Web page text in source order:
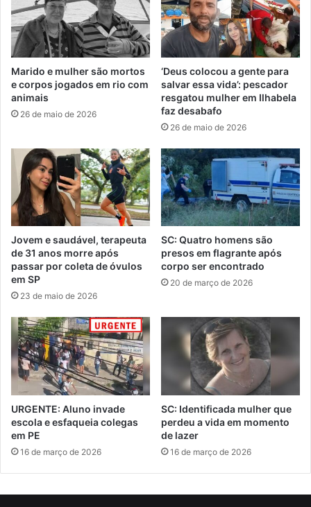
Marido e mulher são mortos
e corpos jogados em rio com
animais
26 de maio de 2026
‘Deus colocou a gente para
salvar essa vida’: pescador
resgatou mulher em Ilhabela
faz desabafo
26 de maio de 2026
Jovem e saudável, terapeuta
de 31 anos morre após
passar por coleta de óvulos
em SP
23 de maio de 2026
SC: Quatro homens são
presos em flagrante após
corpo ser encontrado
20 de março de 2026
URGENTE: Aluno invade
escola e esfaqueia colegas
em PE
16 de março de 2026
SC: Identificada mulher que
perdeu a vida em momento
de lazer
16 de março de 2026